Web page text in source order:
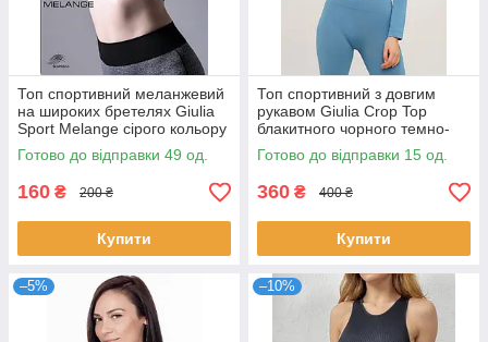
Топ спортивний меланжевий
на широких бретелях Giulia
Sport Melange сірого кольору
розміри S M L
Готово до відправки 49 од.
160 ₴ 200 ₴
Купити
Топ спортивний з довгим
рукавом Giulia Crop Top
блакитного чорного темно-
синього бордового кольорів
розміри S/M L/XL
Готово до відправки 15 од.
360 ₴ 400 ₴
Купити
–5% –10%